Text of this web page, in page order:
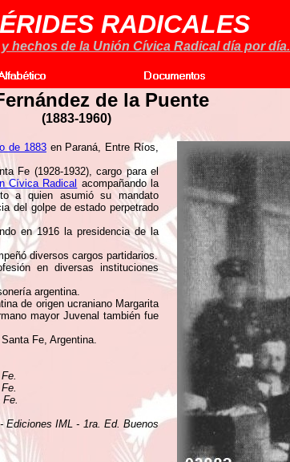
RADICALES
hechos de la Unión Cívica Radical día por día.
de la Puente
(1883-1960)
de 1883en Paraná, Entre Ríos,
Fe (1928-1932), cargo para el
Cívica Radical acompañando la
a quien asumió su mandato
del golpe de estado perpetrado
en 1916 la presidencia de la
diversos cargos partidarios.
en diversas instituciones
argentina.
de origen ucraniano Margarita
mayor Juvenal también fue
Fe, Argentina.
Ediciones IML - 1ra. Ed. Buenos